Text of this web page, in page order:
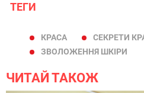
ТЕГИ
КРАСА СЕКРЕТИ
ЗВОЛОЖЕННЯ ШКІРИ
ЧИТАЙ ТАКОЖ